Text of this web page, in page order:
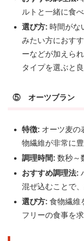
ルトと一緒に食
選び方: 時間がな
みたい方におす
ーなどが加えら
タイプを選ぶと
⑤ オーツブラン
特徴: オーツ麦の
物繊維が非常に豊
調理時間: 数秒～
おすすめ調理法:
混ぜ込むことで
選び方: 食物繊維
フリーの食事を